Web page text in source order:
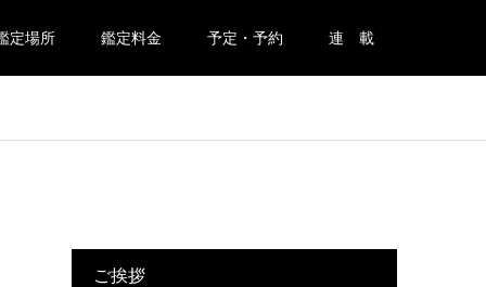
定場所 鑑定料金 予定・予約 連 載
ご挨拶